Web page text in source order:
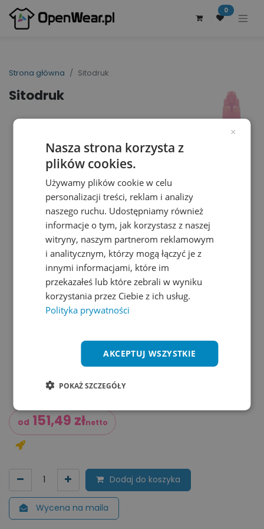
0
Strona główna Sitodruk
Sitodruk
od 151,49 złnetto
Dodaj do koszyka
Wycena na maila
×
Nasza strona korzysta z
plików cookies.
Używamy plików cookie w celu
personalizacji treści, reklam i analizy
naszego ruchu. Udostępniamy również
informacje o tym, jak korzystasz z naszej
witryny, naszym partnerom reklamowym
i analitycznym, którzy mogą łączyć je z
innymi informacjami, które im
przekazałeś lub które zebrali w wyniku
korzystania przez Ciebie z ich usług.
Polityka prywatności
AKCEPTUJ WSZYSTKIE
POKAŻ SZCZEGÓŁY